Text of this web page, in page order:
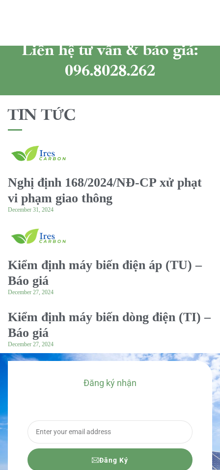
Liên hệ tư vấn & báo giá:
096.8028.262
TIN TỨC
Nghị định 168/2024/NĐ-CP xử phạt
vi phạm giao thông
December 31, 2024
Kiểm định máy biến điện áp (TU) –
Báo giá
December 27, 2024
Kiểm định máy biến dòng điện (TI) –
Báo giá
December 27, 2024
Đăng ký nhận
Đăng Ký